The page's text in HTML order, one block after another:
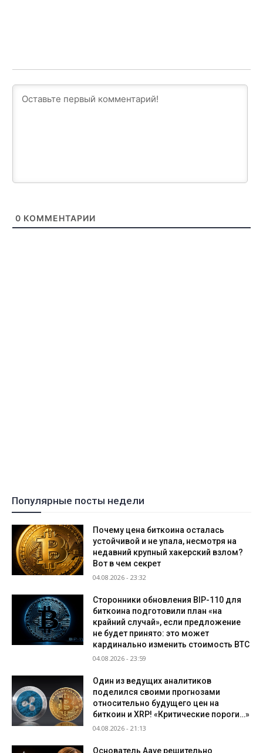
0 КОММЕНТАРИИ
Популярные посты недели
Почему цена биткоина осталась
устойчивой и не упала, несмотря на
недавний крупный хакерский взлом?
Вот в чем секрет
04.08.2026 - 23:32
Сторонники обновления BIP-110 для
биткоина подготовили план «на
крайний случай», если предложение
не будет принято: это может
кардинально изменить стоимость BTC
04.08.2026 - 23:59
Один из ведущих аналитиков
поделился своими прогнозами
относительно будущего цен на
биткоин и XRP! «Критические пороги…»
04.08.2026 - 21:13
Основатель Aave решительно